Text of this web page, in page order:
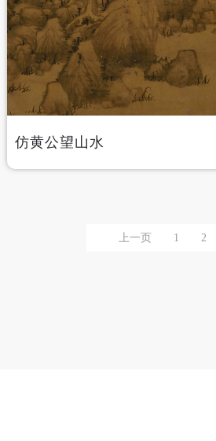
仿黄公望山水
上一页 1 2